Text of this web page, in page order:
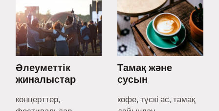
Әлеуметтік
жиналыстар
концерттер,
Тамақ және
сусын
кофе, түскі ас, тамақ